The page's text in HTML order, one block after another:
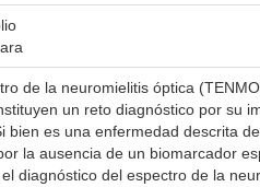
de la neuromielitis óptica
un reto diagnóstico por su
bien es una enfermedad descrita
la ausencia de un biomarcador
diagnóstico del espectro de la